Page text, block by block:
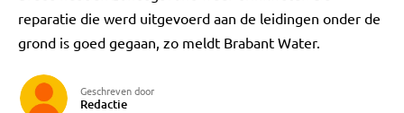
reparatie die werd uitgevoerd aan de leidingen onder de
grond is goed gegaan, zo meldt Brabant Water.
Geschreven door
Redactie